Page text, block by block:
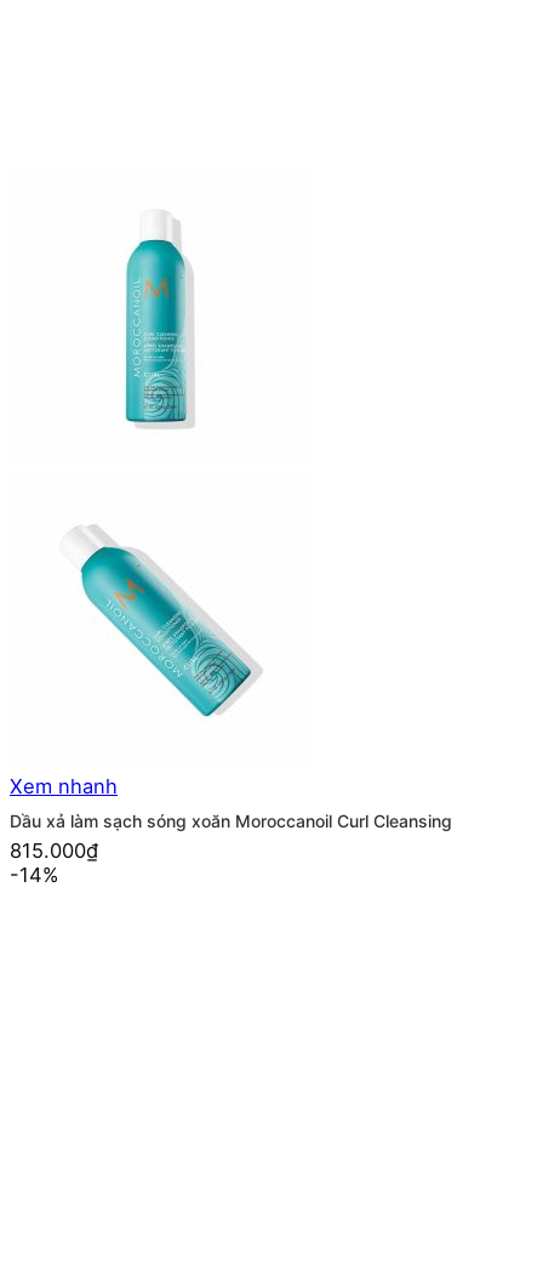
Xem nhanh
Dầu xả làm sạch sóng xoăn Moroccanoil Curl Cleansing
815.000₫
-14%